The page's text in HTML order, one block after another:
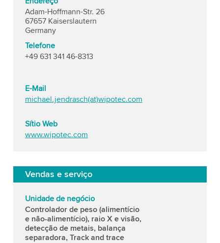
Adam-Hoffmann-Str. 26
67657 Kaiserslautern
Germany
Telefone
+49 631 341 46-8313
E-Mail
michael.jendrasch(at)wipotec.com
Sítio Web
www.wipotec.com
Vendas e serviço
Unidade de negócio
Controlador de peso (alimentício
e não-alimentício), raio X e visão,
detecção de metais, balança
separadora, Track and trace